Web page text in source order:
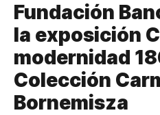
Fundación
la exposición
modernidad
Colección
Bornemisza